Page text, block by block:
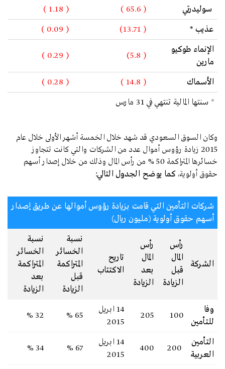
سوليدرتي ( 65.6 )
( 1.18 )
عذيب *
( 13.71)
( 0.09 )
الإنماء طوكيو
مارين
( 5.8)
( 0.29 )
الأسماك ( 14.8 )
( 0.28 )
* سنتها المالية تنتهي في 31 مارس
وكان السوق السعودي قد شهد خلال الخمسة أشهر الأولى خلال عام
2015 زيادة رؤوس أموال عدد من الشركات والتي كانت تتجاوز
خسائرها المتراكمة 50 % من رأس المال وذلك من خلال إصدار أسهم
حقوق أولوية، كما يوضح الجدول التالي:
شركات التأمين التي قامت بزيادة رؤوس أموالها عن طريق إصدار
أسهم حقوق أولوية (مليون ريال)
الشركة
رأس
المال
قبل
الزيادة
رأس
المال
بعد
الزيادة
تاريح
الاكتتاب
نسبة
الخسائر
المتراكمة
قبل
الزيادة
نسبة
الخسائر
المتراكمة
بعد
الزيادة
وفا
للتأمين
100
205
14 ابريل
2015
65 %
32 %
التأمين
العربية
400
14 ابريل
2015
67 %
34 %